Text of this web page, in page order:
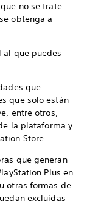
no se trate
obtenga a
que puedes
que
que solo están
entre otros,
la plataforma y
Store.
que generan
Plus en
otras formas de
excluidas